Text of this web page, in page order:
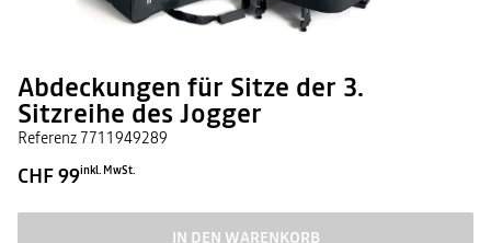
Abdeckungen für Sitze der 3.
Sitzreihe des Jogger
Referenz7711949289
CHF 99inkl. MwSt.
IN DEN WARENKORB